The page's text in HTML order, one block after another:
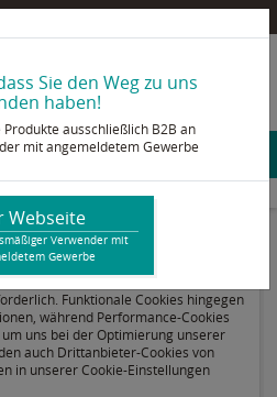
+49 2473 92 78 - 0
Konto & Login
Funktionale Cookies hingegen
während Performance-Cookies
uns bei der Optimierung unserer
auch Drittanbieter-Cookies von
in unserer Cookie-Einstellungen
Sie den Weg zu uns
haben!
ausschließlich B2B an
mit angemeldetem Gewerbe
Webseite
Verwender mit
Gewerbe